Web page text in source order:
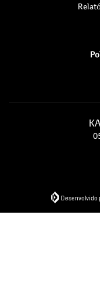
Desenvolvido